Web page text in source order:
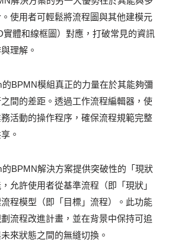
使用者可輕鬆將流程圖與其他建模元
體和線框圖）對應，打破常見的資訊
理解。
BPMN模組真正的力量在於其能夠彌
間的差距。透過工作流程編輯器，使
活動的操作程序，確保流程規範完整
。
的BPMN解決方案提供突破性的「現狀
允許使用者從基準流程（即「現狀」
程模型（即「目標」流程）。此功能
流程改進計畫，並在背景中保持可追
來狀態之間的無縫切換。